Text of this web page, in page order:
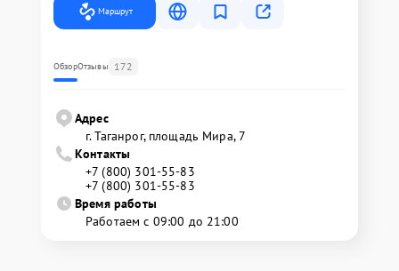
Маршрут
ОбзорОтзывы 172
Адрес
г. Таганрог, площадь Мира, 7
Контакты
+7 (800) 301-55-83
+7 (800) 301-55-83
Время работы
Работаем с 09:00 до 21:00